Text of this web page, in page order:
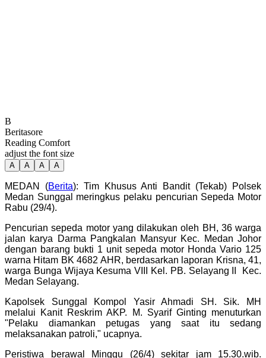
B
Beritasore
Reading Comfort
adjust the font size
A A A A
MEDAN (Berita): Tim Khusus Anti Bandit (Tekab) Polsek
Medan Sunggal meringkus pelaku pencurian Sepeda Motor
Rabu (29/4).
Pencurian sepeda motor yang dilakukan oleh BH, 36 warga
jalan karya Darma Pangkalan Mansyur Kec. Medan Johor
dengan barang bukti 1 unit sepeda motor Honda Vario 125
warna Hitam BK 4682 AHR, berdasarkan laporan Krisna, 41,
warga Bunga Wijaya Kesuma VIII Kel. PB. Selayang II Kec.
Medan Selayang.
Kapolsek Sunggal Kompol Yasir Ahmadi SH. Sik. MH
melalui Kanit Reskrim AKP. M. Syarif Ginting menuturkan
"Pelaku diamankan petugas yang saat itu sedang
melaksanakan patroli," ucapnya.
Peristiwa berawal Minggu (26/4) sekitar jam 15.30.wib.